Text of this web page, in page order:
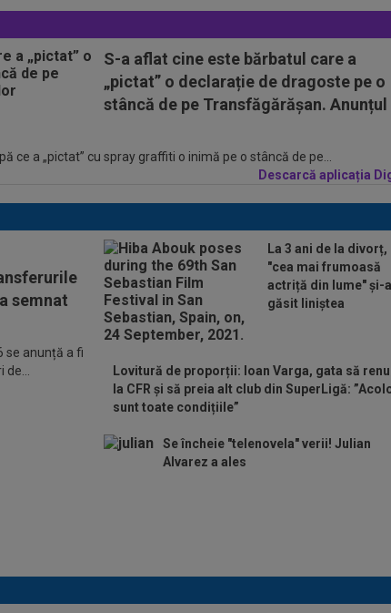
S-a aflat cine este bărbatul care a
„pictat” o declarație de dragoste pe o
stâncă de pe Transfăgărășan. Anunțul
ce a „pictat” cu spray graffiti o inimă pe o stâncă de pe...
Descarcă aplicația
semnat
se anunță a fi
La 3 ani de la divorț,
"cea mai frumoasă
actriță din lume" și-a
găsit liniștea
Lovitură de proporții: Ioan Varga, gata să
la CFR și să preia alt club din SuperLigă:
sunt toate condițiile”
Se încheie "telenovela" verii! Julian
Alvarez a ales